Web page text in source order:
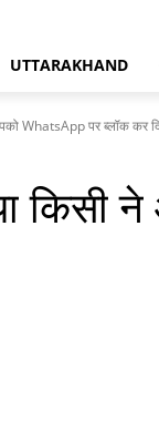
UTTARAKHAND
WhatsApp पर ब्लॉक कर
किसी